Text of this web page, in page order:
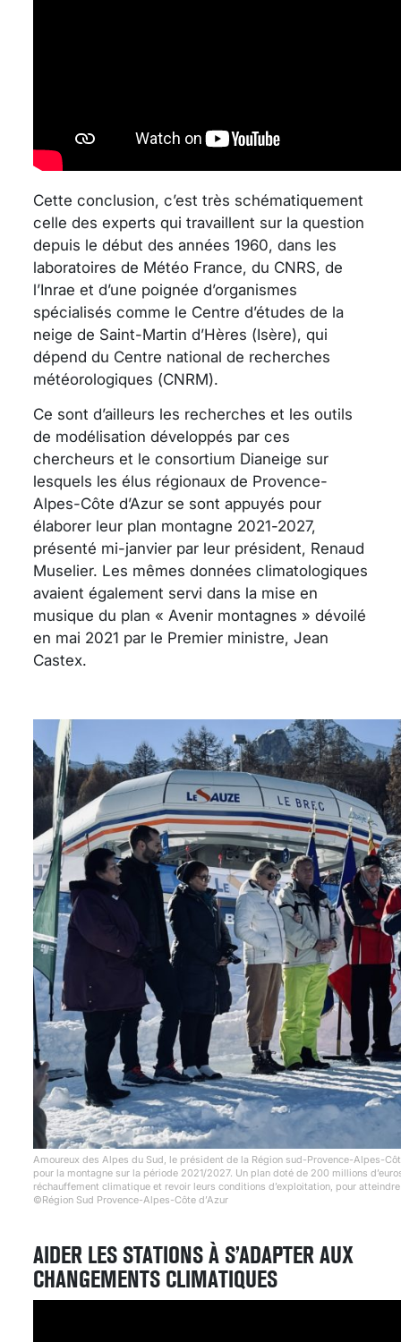
Cette conclusion, c’est très schématiquement
celle des experts qui travaillent sur la question
depuis le début des années 1960, dans les
laboratoires de Météo France, du CNRS, de
l’Inrae et d’une poignée d’organismes
spécialisés comme le Centre d’études de la
neige de Saint-Martin d’Hères (Isère), qui
dépend du Centre national de recherches
météorologiques (CNRM).
Ce sont d’ailleurs les recherches et les outils
de modélisation développés par ces
chercheurs et le consortium Dianeige sur
lesquels les élus régionaux de Provence-
Alpes-Côte d’Azur se sont appuyés pour
élaborer leur plan montagne 2021-2027,
présenté mi-janvier par leur président, Renaud
Muselier. Les mêmes données climatologiques
avaient également servi dans la mise en
musique du plan « Avenir montagnes » dévoilé
en mai 2021 par le Premier ministre, Jean
Castex.
Amoureux des Alpes du Sud, le président de la Région sud-Provence-Alpes-
pour la montagne sur la période 2021/2027. Un plan doté de 200 millions
réchauffement climatique et revoir leurs conditions d’exploitation, pour
©Région Sud Provence-Alpes-Côte d’Azur
AIDER LES STATIONS À S’ADAPTER AUX
CHANGEMENTS CLIMATIQUES